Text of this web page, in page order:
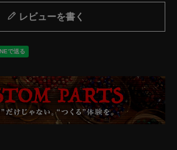
レビューを書く